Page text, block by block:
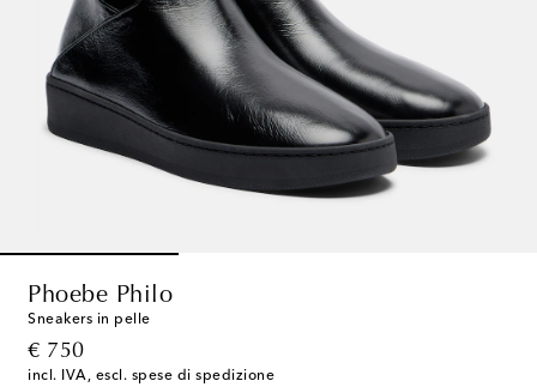
Phoebe Philo
Sneakers in pelle
€ 750
original price
incl. IVA, escl. spese di spedizione